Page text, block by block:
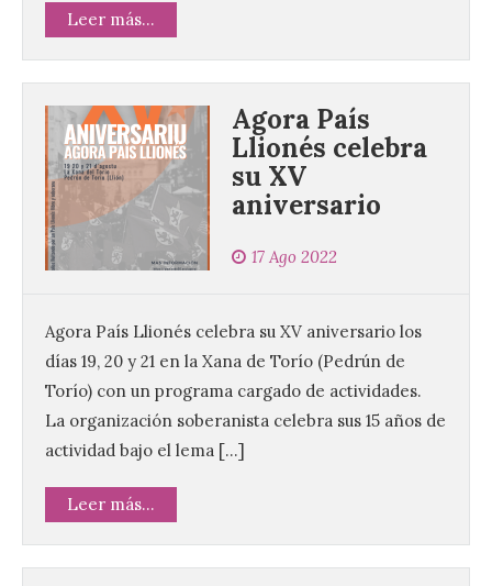
Leer más...
Agora País
Llionés celebra
su XV
aniversario
17 Ago 2022
Agora País Llionés celebra su XV aniversario los
días 19, 20 y 21 en la Xana de Torío (Pedrún de
Torío) con un programa cargado de actividades.
La organización soberanista celebra sus 15 años de
actividad bajo el lema […]
Leer más...